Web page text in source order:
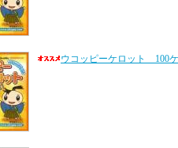
ウコッピーケロット 100